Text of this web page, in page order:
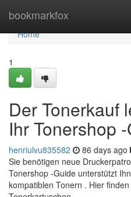
bookmarkfox
Home
Home
1
Der Tonerkauf
Ihr Tonershop
henriulvu835582 86 days ago
Sie benötigen neue
Tonershop -Guide unterstützt
kompatiblen Tonern . Hier